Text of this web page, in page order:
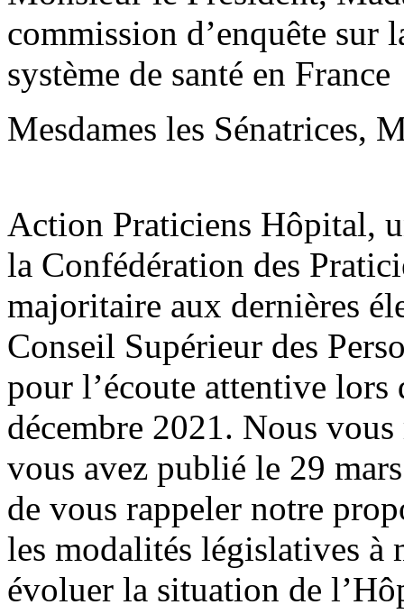
commission d’enquête sur
système de santé en France
Mesdames les Sénatrices,
Action Praticiens Hôpital,
la Confédération des
majoritaire aux dernières
Conseil Supérieur des
pour l’écoute attentive
décembre 2021. Nous
vous avez publié le 29
de vous rappeler notre
les modalités législatives
évoluer la situation de